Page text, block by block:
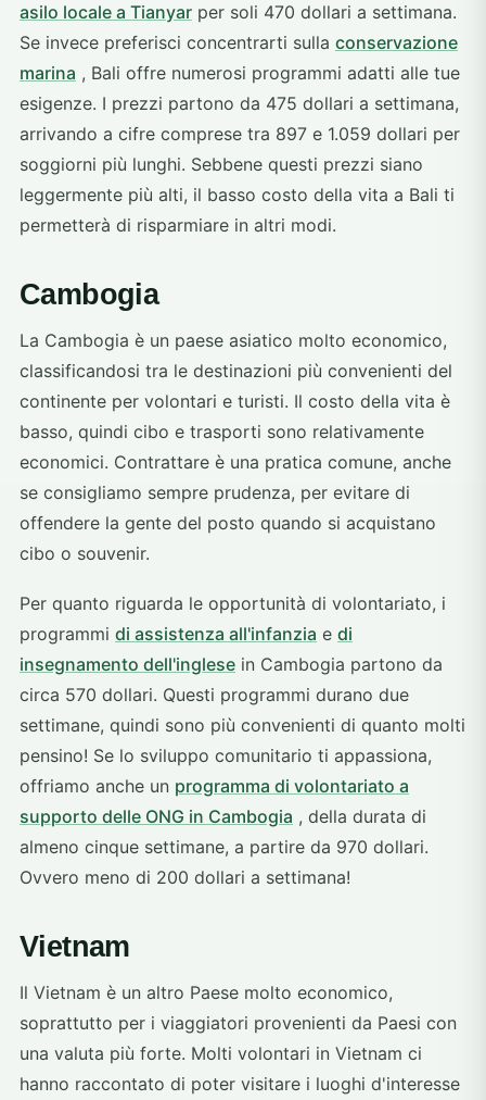
asilo locale a Tianyar per soli 470 dollari a settimana.
Se invece preferisci concentrarti sulla conservazione
marina , Bali offre numerosi programmi adatti alle tue
esigenze. I prezzi partono da 475 dollari a settimana,
arrivando a cifre comprese tra 897 e 1.059 dollari per
soggiorni più lunghi. Sebbene questi prezzi siano
leggermente più alti, il basso costo della vita a Bali ti
permetterà di risparmiare in altri modi.
Cambogia
La Cambogia è un paese asiatico molto economico,
classificandosi tra le destinazioni più convenienti del
continente per volontari e turisti. Il costo della vita è
basso, quindi cibo e trasporti sono relativamente
economici. Contrattare è una pratica comune, anche
se consigliamo sempre prudenza, per evitare di
offendere la gente del posto quando si acquistano
cibo o souvenir.
Per quanto riguarda le opportunità di volontariato, i
programmi di assistenza all'infanzia e di
insegnamento dell'inglese in Cambogia partono da
circa 570 dollari. Questi programmi durano due
settimane, quindi sono più convenienti di quanto molti
pensino! Se lo sviluppo comunitario ti appassiona,
offriamo anche un programma di volontariato a
supporto delle ONG in Cambogia , della durata di
almeno cinque settimane, a partire da 970 dollari.
Ovvero meno di 200 dollari a settimana!
Vietnam
Il Vietnam è un altro Paese molto economico,
soprattutto per i viaggiatori provenienti da Paesi con
una valuta più forte. Molti volontari in Vietnam ci
hanno raccontato di poter visitare i luoghi d'interesse